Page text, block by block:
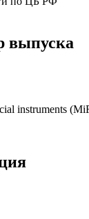
по ЦБ РФ
выпуска